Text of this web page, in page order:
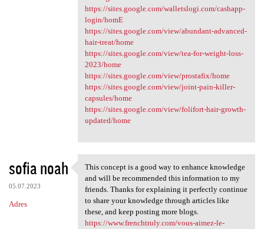
https://sites.google.com/walletslogi.com/cashapp-
login/homE
https://sites.google.com/view/abundant-advanced-
hair-treat/home
https://sites.google.com/view/tea-for-weight-loss-
2023/home
https://sites.google.com/view/prostafix/home
https://sites.google.com/view/joint-pain-killer-
capsules/home
https://sites.google.com/view/folifort-hair-growth-
updated/home
sofia noah
05.07.2023
Adres
This concept is a good way to
This concept is a good way to enhance knowledge
and will be recommended this information to my
friends. Thanks for explaining it perfectly continue
to share your knowledge through articles like
these, and keep posting more blogs.
https://www.frenchtruly.com/vous-aimez-le-